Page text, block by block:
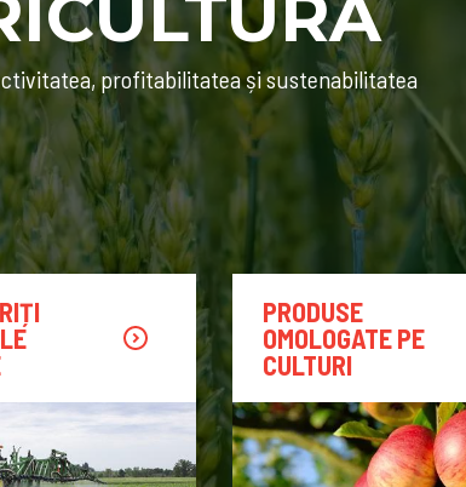
profitabilitatea și sustenabilitatea
PRODUSE
OMOLOGATE PE
CULTURI